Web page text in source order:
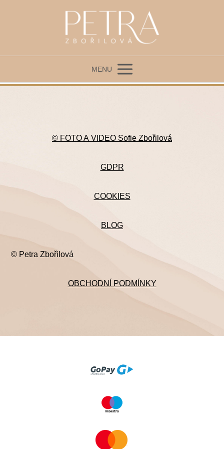
MENU
© FOTO A VIDEO Sofie Zbořilová
GDPR
COOKIES
BLOG
© Petra Zbořilová
OBCHODNÍ PODMÍNKY